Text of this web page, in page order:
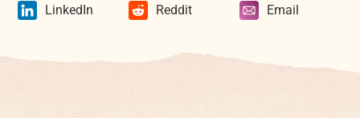
LinkedIn
Reddit Email